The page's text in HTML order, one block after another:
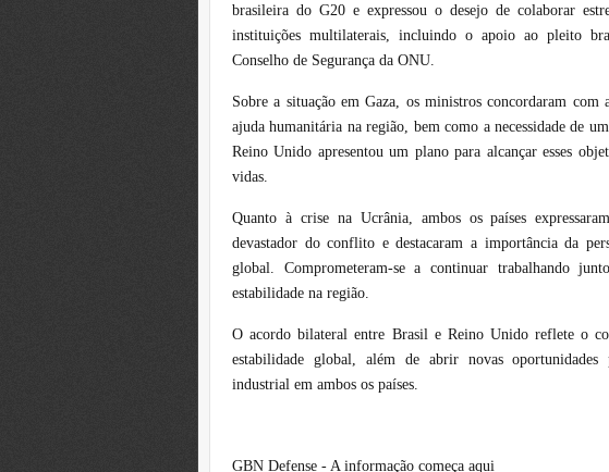
brasileira do G20 e expressou o desejo de colaborar
instituições multilaterais, incluindo o apoio ao pleito
Conselho de Segurança da ONU.
Sobre a situação em Gaza, os ministros concordaram
ajuda humanitária na região, bem como a necessidade de
Reino Unido apresentou um plano para alcançar esses
vidas.
Quanto à crise na Ucrânia, ambos os países
devastador do conflito e destacaram a importância da
global. Comprometeram-se a continuar trabalhando
estabilidade na região.
O acordo bilateral entre Brasil e Reino Unido reflete o
estabilidade global, além de abrir novas
industrial em ambos os países.
GBN Defense - A informação começa aqui